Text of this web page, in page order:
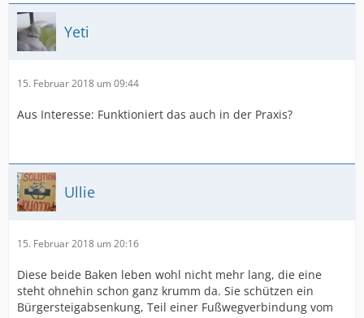
Yeti
15. Februar 2018 um 09:44
Aus Interesse: Funktioniert das auch in der Praxis?
Ullie
15. Februar 2018 um 20:16
Diese beide Baken leben wohl nicht mehr lang, die eine
steht ohnehin schon ganz krumm da. Sie schützen ein
Bürgersteigabsenkung, Teil einer Fußwegverbindung vom